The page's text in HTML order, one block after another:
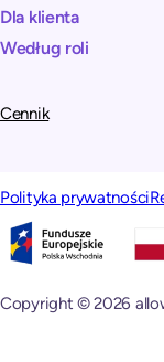
Dla klienta
Według roli
Cennik
Copyright © 2026
Polityka prywatności